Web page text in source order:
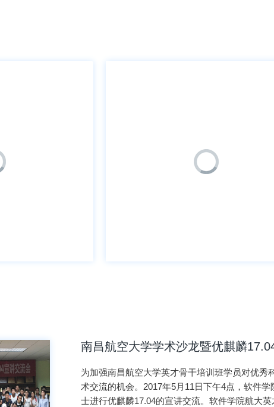
南昌航空大学学术沙龙暨优麒麟
为加强南昌航空大学英才骨干培训班学员对优
术交流的机会。2017年5月11日下午4点，软件
士进行优麒麟17.04的宣讲交流。软件学院航大